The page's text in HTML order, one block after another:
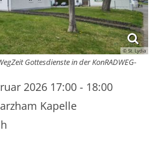
© St. Lydia
Gottesdienste in der KonRADWEG-
2026 17:00 - 18:00
Kapelle